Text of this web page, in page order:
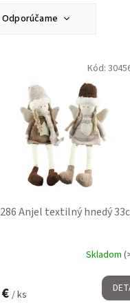
Odporúčame
Najpredávanejšie
Abecedne
Anjel textilný hnedý
Skladom
/ ks
Kód: